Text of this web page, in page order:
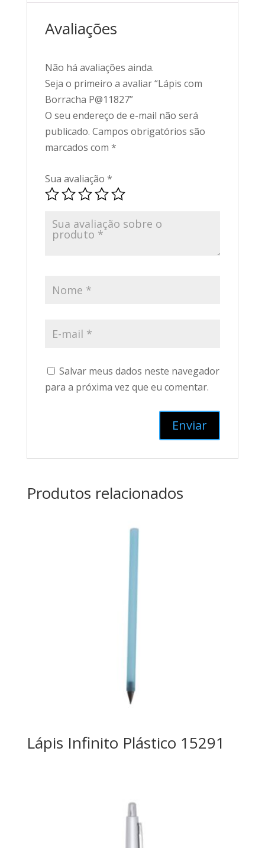
Avaliações
Não há avaliações ainda.
Seja o primeiro a avaliar “Lápis com
Borracha P@11827”
O seu endereço de e-mail não será
publicado. Campos obrigatórios são
marcados com *
Sua avaliação *
Salvar meus dados neste navegador
para a próxima vez que eu comentar.
Produtos relacionados
Lápis Infinito Plástico 15291